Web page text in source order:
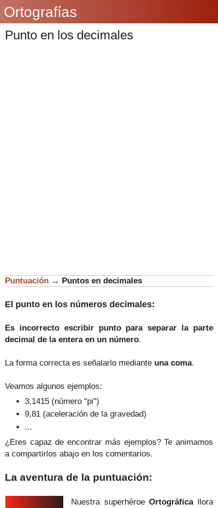
Ortografías
Punto en los decimales
Puntuación → Puntos en decimales
El punto en los números decimales:
Es incorrecto escribir punto para separar la parte
decimal de la entera en un número.
La forma correcta es señalarlo mediante una coma.
Veamos algunos ejemplos:
3,1415 (número "pi")
9,81 (aceleración de la gravedad)
¿Eres capaz de encontrar más ejemplos? Te animamos
a compartirlos abajo en los comentarios.
La aventura de la puntuación:
Nuestra superhéroeOrtográficallora